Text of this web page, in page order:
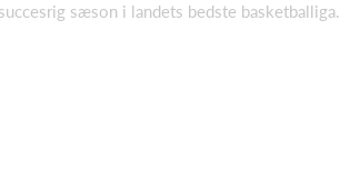
sæson i landets bedste basketballiga.